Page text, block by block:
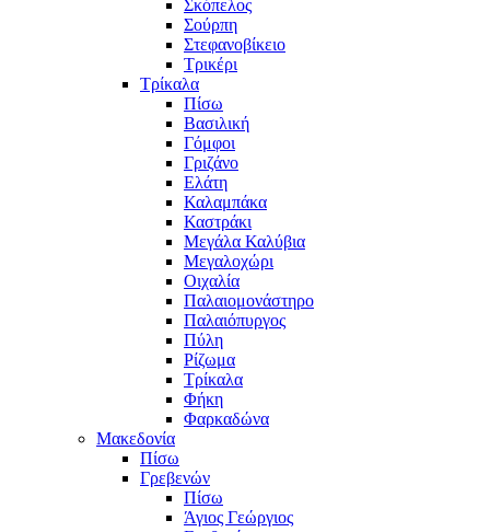
Σκόπελος
Σούρπη
Στεφανοβίκειο
Τρικέρι
Τρίκαλα
Πίσω
Βασιλική
Γόμφοι
Γριζάνο
Ελάτη
Καλαμπάκα
Καστράκι
Μεγάλα Καλύβια
Μεγαλοχώρι
Οιχαλία
Παλαιομονάστηρο
Παλαιόπυργος
Πύλη
Ρίζωμα
Τρίκαλα
Φήκη
Φαρκαδώνα
Μακεδονία
Πίσω
Γρεβενών
Πίσω
Άγιος Γεώργιος